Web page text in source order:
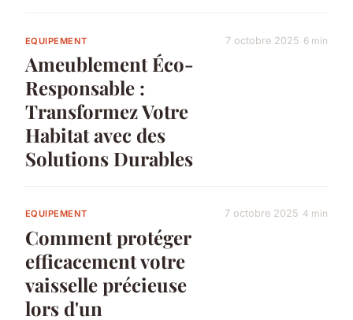
EQUIPEMENT
Ameublement Éco-
Responsable :
Transformez Votre
Habitat avec des
Solutions Durables
7 octobre 2025 6 min
EQUIPEMENT
Comment protéger
efficacement votre
vaisselle précieuse
lors d'un
7 octobre 2025 4 min